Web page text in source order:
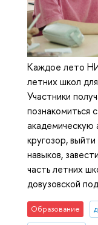
Каждое лето
летних школ
Участники
познакомиться
академическую
кругозор,
навыков,
часть летних
довузовской
Образование